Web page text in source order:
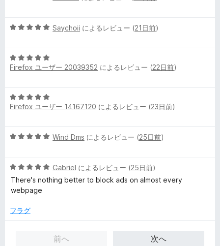
価
中
評
価
5
中
5
価
Saychoii によるレビュー (21日前)
5
段
5
の
Firefox ユーザー 20039352 によるレビュー (22日前)
5
段
5
価
Firefox ユーザー 14167120 によるレビュー (23日前)
5
中
5
の
価
Wind Dms によるレビュー (25日前)
5
段
階
5
Gabriel によるレビュー (25日前)
There's nothing better to block ads on almost every
webpage
フラグ
前へ
次へ